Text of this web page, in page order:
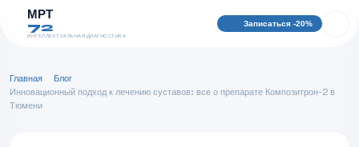
МРТ
72
ИНТЕЛЛЕКТУАЛЬНАЯ ДИАГНОСТИКА
Записаться -20%
Главная
Блог
Инновационный подход к лечению суставов: все о препарате Композитрон-2 в
Тюмени